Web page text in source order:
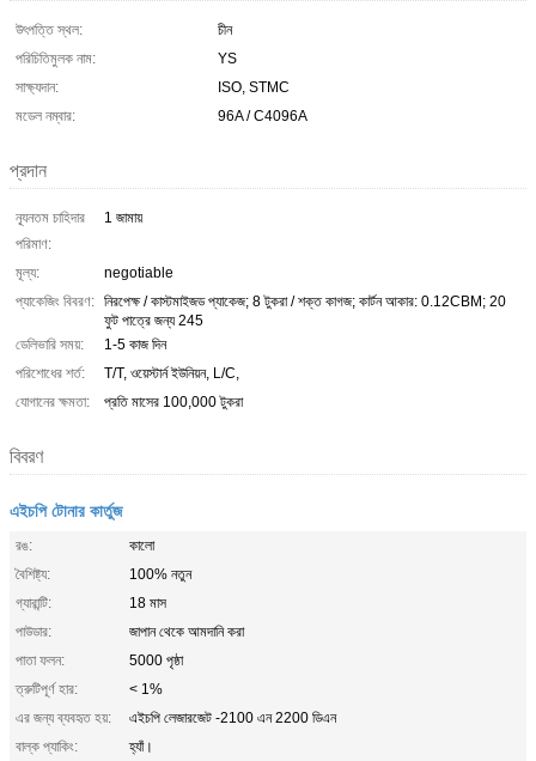
উৎপত্তি স্থল:
চীন
পরিচিতিমুলক নাম:
YS
সাক্ষ্যদান:
ISO, STMC
মডেল নম্বার:
96A / C4096A
প্রদান
ন্যূনতম চাহিদার
পরিমাণ:
1 জামায়
মূল্য:
negotiable
প্যাকেজিং বিবরণ: নিরপেক্ষ / কাস্টমাইজড প্যাকেজ; 8 টুকরা / শক্ত কাগজ; কার্টন আকার: 0.12CBM; 20
ফুট পাত্রে জন্য 245
ডেলিভারি সময়:
1-5 কাজ দিন
পরিশোধের শর্ত:
T/T, ওয়েস্টার্ন ইউনিয়ন, L/C,
যোগানের ক্ষমতা:
প্রতি মাসের 100,000 টুকরা
বিবরণ
এইচপি টোনার কার্তুজ
রঙ:
কালো
বৈশিষ্ট্য:
100% নতুন
গ্যারান্টি:
18 মাস
পাউডার:
জাপান থেকে আমদানি করা
পাতা ফলন:
5000 পৃষ্ঠা
ত্রুটিপূর্ণ হার:
< 1%
এর জন্য ব্যবহৃত হয়:
এইচপি লেজারজেট -2100 এন 2200 ডিএন
বাল্ক প্যাকিং:
হ্যাঁ।